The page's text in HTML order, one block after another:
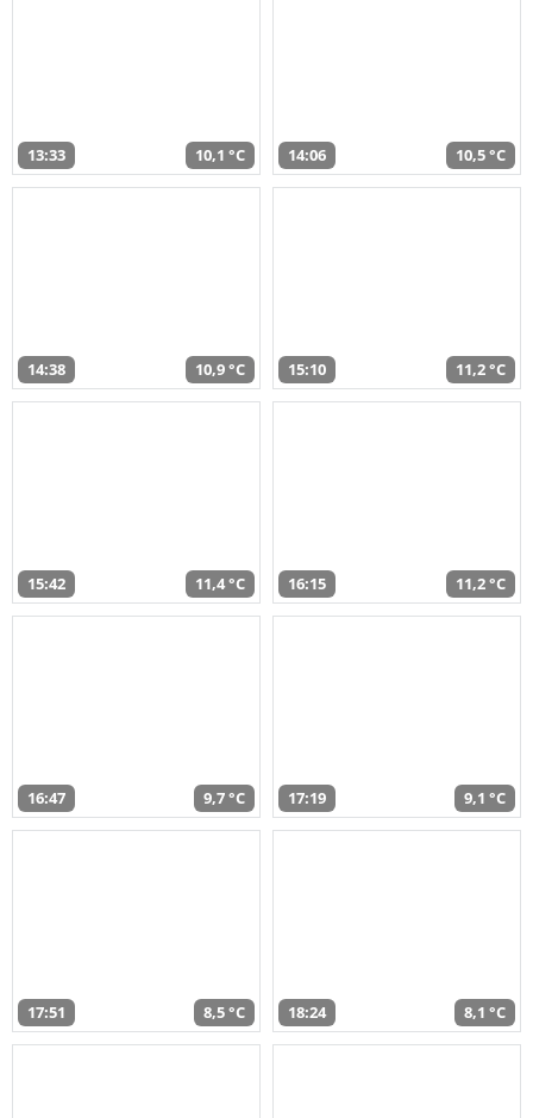
13:33 10,1 °C 14:06 10,5 °C
14:38 10,9 °C 15:10 11,2 °C
15:42 11,4 °C 16:15 11,2 °C
16:47 9,7 °C 17:19 9,1 °C
17:51 8,5 °C 18:24 8,1 °C